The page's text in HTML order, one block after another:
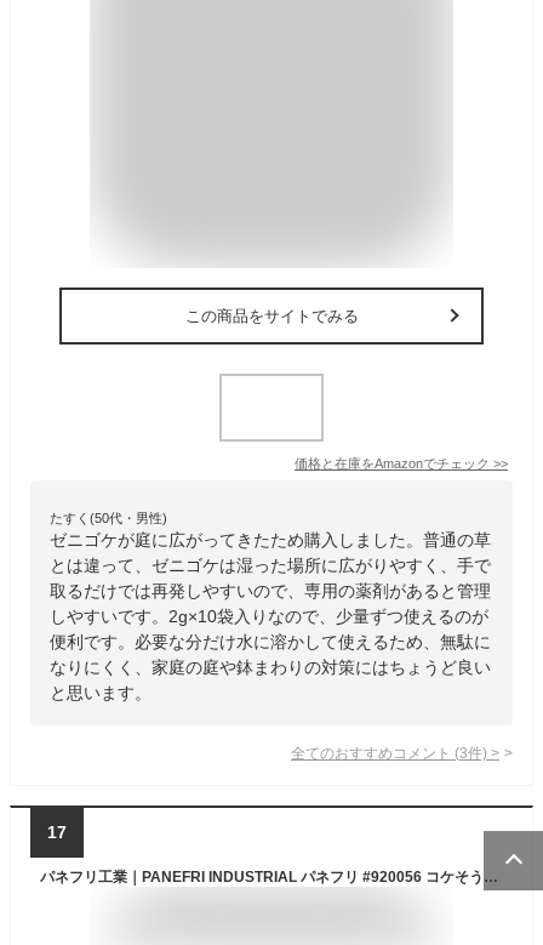
この商品をサイトでみる
価格と在庫をAmazonでチェック >>
たすく(50代・男性)
ゼニゴケが庭に広がってきたため購入しました。普通の草
とは違って、ゼニゴケは湿った場所に広がりやすく、手で
取るだけでは再発しやすいので、専用の薬剤があると管理
しやすいです。2g×10袋入りなので、少量ずつ使えるのが
便利です。必要な分だけ水に溶かして使えるため、無駄に
なりにくく、家庭の庭や鉢まわりの対策にはちょうど良い
と思います。
全てのおすすめコメント (3件) >
17
パネフリ工業｜PANEFRI INDUSTRIAL パネフリ #920056 コケそうじゼニゴケスプレー